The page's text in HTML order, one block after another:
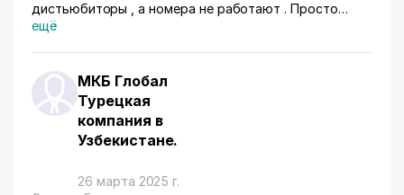
дистьюбиторы , а номера не работают . Просто
ожирели грубо говоря , жаль очень жаль ! Дайте
ещё
МКБ Глобал
Турецкая
компания в
Узбекистане.
26 марта 2025 г.